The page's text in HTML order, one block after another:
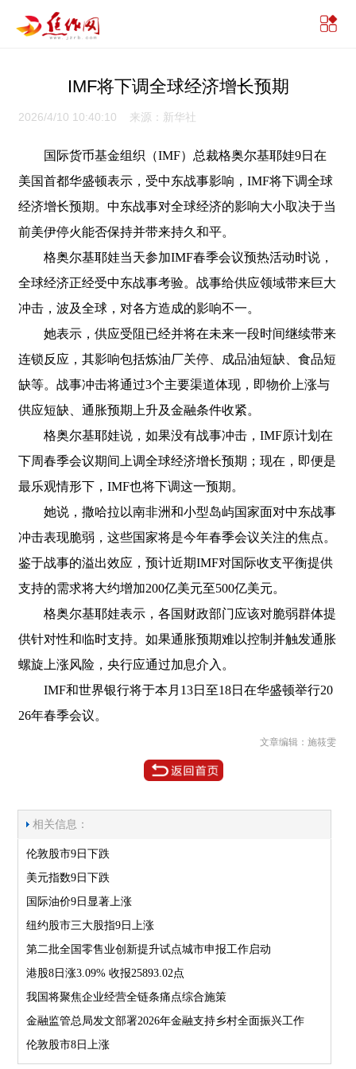
IMF将下调全球经济增长预期
2026/4/10 10:40:10 来源：新华社
国际货币基金组织（IMF）总裁格奥尔基耶娃9日在
美国首都华盛顿表示，受中东战事影响，IMF将下调全球
经济增长预期。中东战事对全球经济的影响大小取决于当
前美伊停火能否保持并带来持久和平。
格奥尔基耶娃当天参加IMF春季会议预热活动时说，
全球经济正经受中东战事考验。战事给供应领域带来巨大
冲击，波及全球，对各方造成的影响不一。
她表示，供应受阻已经并将在未来一段时间继续带来
连锁反应，其影响包括炼油厂关停、成品油短缺、食品短
缺等。战事冲击将通过3个主要渠道体现，即物价上涨与
供应短缺、通胀预期上升及金融条件收紧。
格奥尔基耶娃说，如果没有战事冲击，IMF原计划在
下周春季会议期间上调全球经济增长预期；现在，即便是
最乐观情形下，IMF也将下调这一预期。
她说，撒哈拉以南非洲和小型岛屿国家面对中东战事
冲击表现脆弱，这些国家将是今年春季会议关注的焦点。
鉴于战事的溢出效应，预计近期IMF对国际收支平衡提供
支持的需求将大约增加200亿美元至500亿美元。
格奥尔基耶娃表示，各国财政部门应该对脆弱群体提
供针对性和临时支持。如果通胀预期难以控制并触发通胀
螺旋上涨风险，央行应通过加息介入。
IMF和世界银行将于本月13日至18日在华盛顿举行20
26年春季会议。
文章编辑：施筱雯
相关信息：
伦敦股市9日下跌
美元指数9日下跌
国际油价9日显著上涨
纽约股市三大股指9日上涨
第二批全国零售业创新提升试点城市申报工作启动
港股8日涨3.09% 收报25893.02点
我国将聚焦企业经营全链条痛点综合施策
金融监管总局发文部署2026年金融支持乡村全面振兴工作
伦敦股市8日上涨